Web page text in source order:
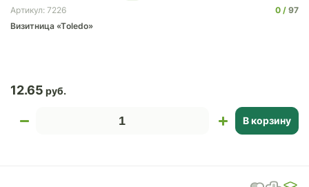
Артикул: 7226 0
97
Визитница «Тoledo»
12.65
В корзину